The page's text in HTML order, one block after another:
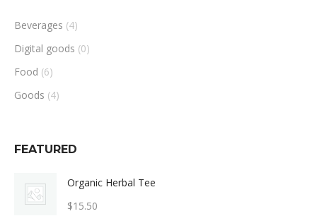
Beverages (4)
Digital goods (0)
Food (6)
Goods (4)
FEATURED
Organic Herbal Tee
$15.50